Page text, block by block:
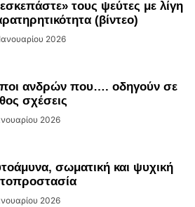
τους ψεύτες με λίγη
(βίντεο)
2026
ανδρών που…. οδηγούν σε
σχέσεις
2026
σωματική και ψυχική
2026